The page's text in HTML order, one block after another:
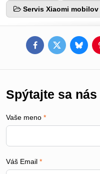
Servis Xiaomi mobilov
FacebookTwitter
Spýtajte sa nás
Vaše meno *
Váš Email *